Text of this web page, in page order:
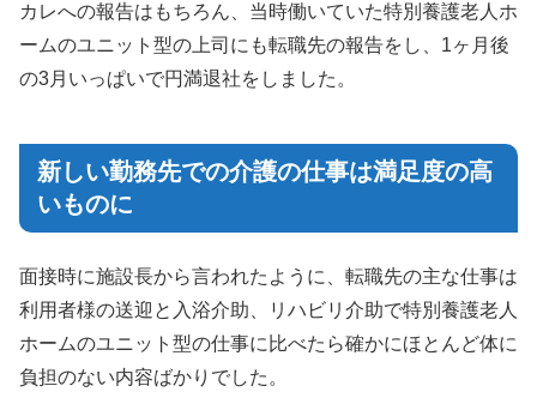
カレへの報告はもちろん、当時働いていた特別養護老人ホ
ームのユニット型の上司にも転職先の報告をし、1ヶ月後
の3月いっぱいで円満退社をしました。
新しい勤務先での介護の仕事は満足度の高
いものに
面接時に施設長から言われたように、転職先の主な仕事は
利用者様の送迎と入浴介助、リハビリ介助で特別養護老人
ホームのユニット型の仕事に比べたら確かにほとんど体に
負担のない内容ばかりでした。